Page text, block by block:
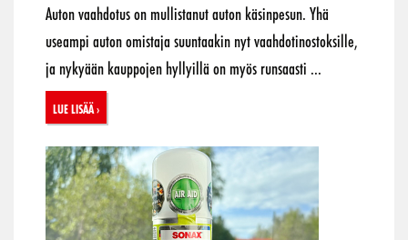
Auton vaahdotus on mullistanut auton käsinpesun. Yhä
useampi auton omistaja suuntaakin nyt vaahdotinostoksille,
ja nykyään kauppojen hyllyillä on myös runsaasti ...
Lue lisää ›